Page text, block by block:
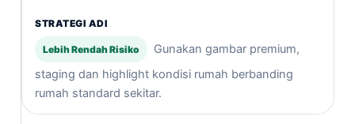
Lebih Rendah Risiko
Gunakan gambar premium,
staging dan highlight kondisi rumah berbanding
rumah standard sekitar.